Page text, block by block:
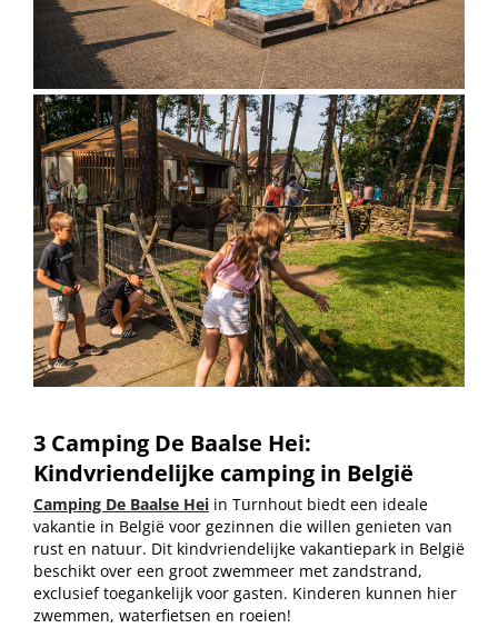
3 Camping De Baalse Hei:
Kindvriendelijke camping in België
Camping De Baalse Hei in Turnhout biedt een ideale
vakantie in België voor gezinnen die willen genieten van
rust en natuur. Dit kindvriendelijke vakantiepark in België
beschikt over een groot zwemmeer met zandstrand,
exclusief toegankelijk voor gasten. Kinderen kunnen hier
zwemmen, waterfietsen en roeien!